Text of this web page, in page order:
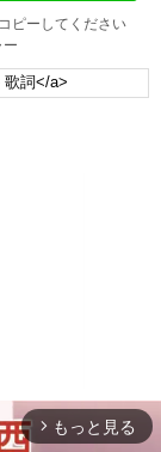
ピーしてください
ー
arrow_forward_ios もっと見る